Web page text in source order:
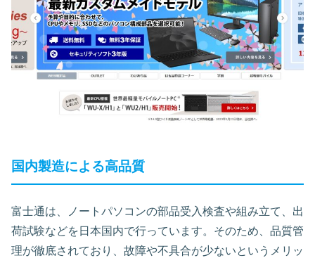
国内製造による高品質
富士通は、ノートパソコンの部品受入検査や組み立て、出
荷試験などを日本国内で行っています。そのため、品質管
理が徹底されており、故障や不具合が少ないというメリッ